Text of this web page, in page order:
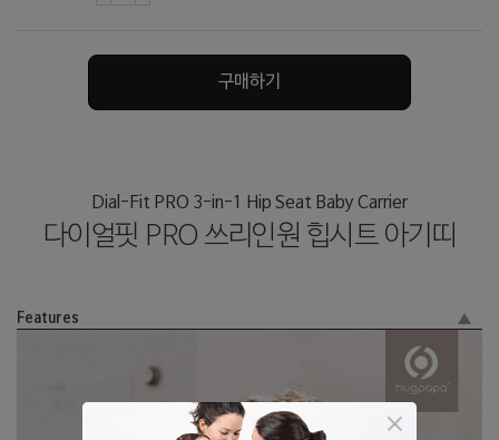
토프 / 그레이
아이보리
구매하기
Dial-Fit PRO 3-in-1 Hip Seat Baby Carrier
다이얼핏 PRO 쓰리인원 힙시트 아기띠
Features